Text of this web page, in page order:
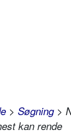
> Søgning>
kan rende